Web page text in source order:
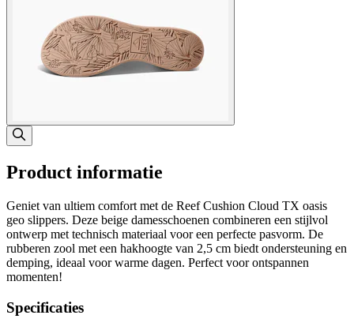
Product informatie
Geniet van ultiem comfort met de Reef Cushion Cloud TX oasis
geo slippers. Deze beige damesschoenen combineren een stijlvol
ontwerp met technisch materiaal voor een perfecte pasvorm. De
rubberen zool met een hakhoogte van 2,5 cm biedt ondersteuning en
demping, ideaal voor warme dagen. Perfect voor ontspannen
momenten!
Specificaties